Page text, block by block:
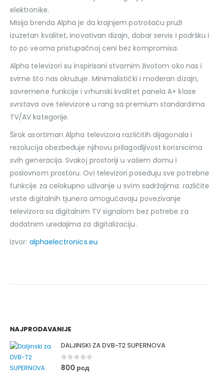
elektronike.
Misija brenda Alpha je da krajnjem potrošaču pruži
izuzetan kvalitet, inovativan dizajn, dobar servis i podršku i
to po veoma pristupačnoj ceni bez kompromisa.
Alpha televizori su inspirisani stvarnim životom oko nas i
svime što nas okružuje. Minimalistički i moderan dizajn,
savremene funkcije i vrhunski kvalitet panela A+ klase
svrstava ove televizore u rang sa premium standardima
TV/AV kategorije.
Širok asortiman Alpha televizora različitih dijagonala i
rezolucija obezbeđuje njihovu prilagodljivost korisnicima
svih generacija. Svakoj prostoriji u vašem domu i
poslovnom prostoru. Ovi televizori poseduju sve potrebne
funkcije za celokupno uživanje u svim sadržajima: različite
vrste digitalnih tjunera omogućavaju povezivanje
televizora sa digitalnim TV signalom bez potrebe za
dodatnim uređajima za digitalizaciju.
Izvor: alphaelectronics.eu
NAJPRODAVANIJE
DALJINSKI ZA DVB-T2 SUPERNOVA
0out of 5
800 рсд